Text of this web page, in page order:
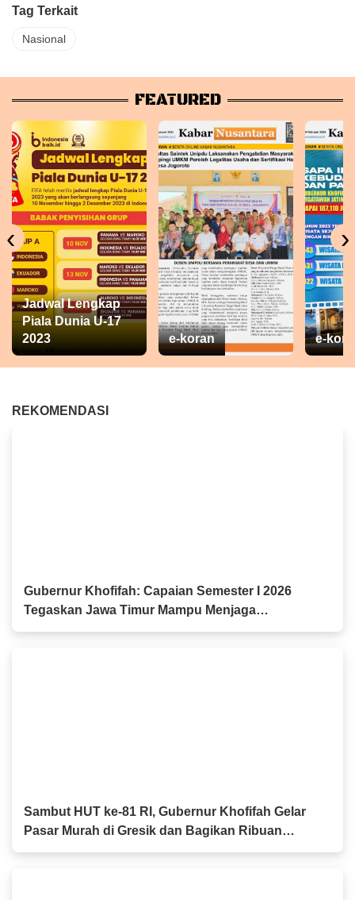
Tag Terkait
Nasional
FEATURED
Jadwal Lengkap
Piala Dunia U-17
2023
e-koran e-
‹ ›
REKOMENDASI
Gubernur Khofifah: Capaian Semester I 2026
Tegaskan Jawa Timur Mampu Menjaga
Pertumbuhan Ekonomi Tertinggi di Pulau Jawa
Sambut HUT ke-81 RI, Gubernur Khofifah Gelar
Pasar Murah di Gresik dan Bagikan Ribuan
Bendera Merah Putih